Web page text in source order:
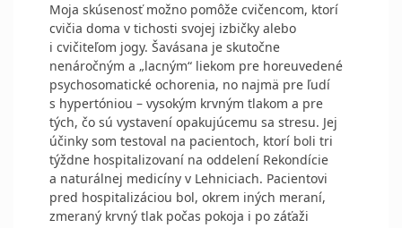
Moja skúsenosť možno pomôže cvičencom, ktorí
cvičia doma v tichosti svojej izbičky alebo
i cvičiteľom jogy. Šavásana je skutočne
nenáročným a „lacným“ liekom pre horeuvedené
psychosomatické ochorenia, no najmä pre ľudí
s hypertóniou – vysokým krvným tlakom a pre
tých, čo sú vystavení opakujúcemu sa stresu. Jej
účinky som testoval na pacientoch, ktorí boli tri
týždne hospitalizovaní na oddelení Rekondície
a naturálnej medicíny v Lehniciach. Pacientovi
pred hospitalizáciou bol, okrem iných meraní,
zmeraný krvný tlak počas pokoja i po záťaži